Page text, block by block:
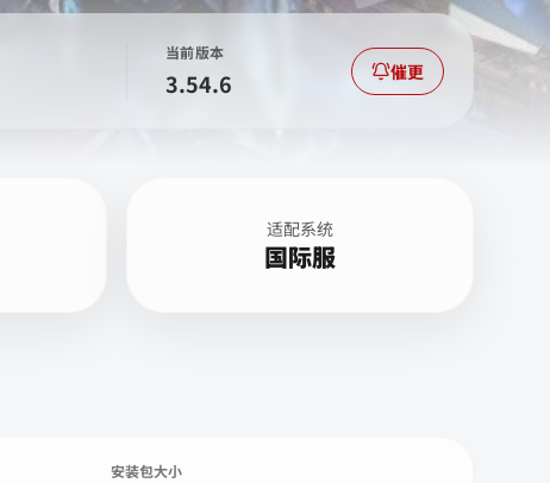
当前版本
3.54.6 催更
适配系统
国际服
安装包大小